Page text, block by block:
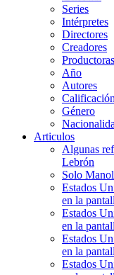
Series
Intérpretes
Directores
Creadores
Productoras
Año
Autores
Calificación
Género
Articulos
Algunas
Lebrón
Solo
Estados
en la
Estados
en la
Estados
en la
Estados